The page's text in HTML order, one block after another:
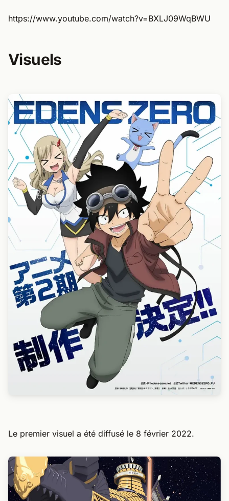
https://www.youtube.com/watch?v=BXLJ09WqBWU
Visuels
Le premier visuel a été diffusé le 8 février 2022.